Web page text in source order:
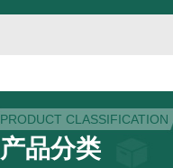
PRODUCT CLASSIFICATION
产品分类